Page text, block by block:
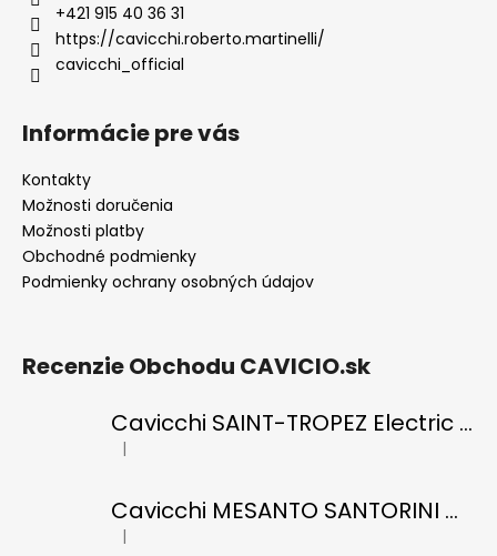
+421 915 40 36 31
https://cavicchi.roberto.martinelli/
cavicchi_official
Informácie pre vás
Kontakty
Možnosti doručenia
Možnosti platby
Obchodné podmienky
Podmienky ochrany osobných údajov
Recenzie Obchodu CAVICIO.sk
Cavicchi SAINT-TROPEZ Electric Blue di RICCI
Hodnotenie produktu je 5 z 5 hviezdičiek.
|
Cavicchi MESANTO SANTORINI Oil Green di ROMANO
Hodnotenie produktu je 5 z 5 hviezdičiek.
|